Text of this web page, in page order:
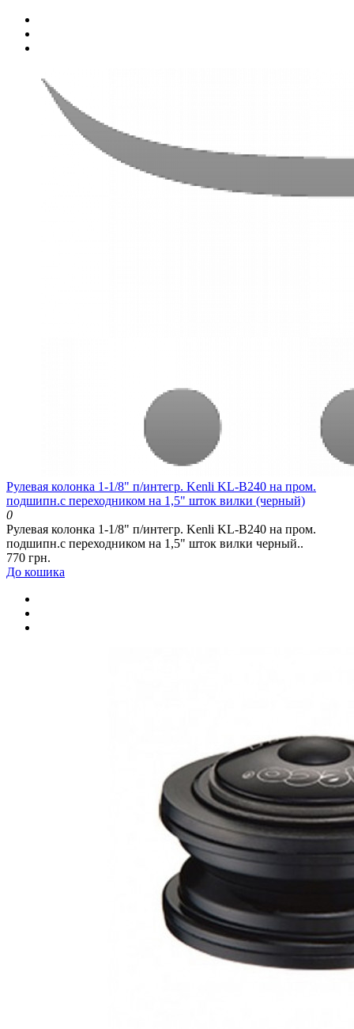
Рулевая колонка 1-1/8" п/интегр. Kenli KL-В240 на пром.
подшипн.с переходником на 1,5" шток вилки (черный)
0
Рулевая колонка 1-1/8" п/интегр. Kenli KL-В240 на пром.
подшипн.с переходником на 1,5" шток вилки черный..
770 грн.
До кошика